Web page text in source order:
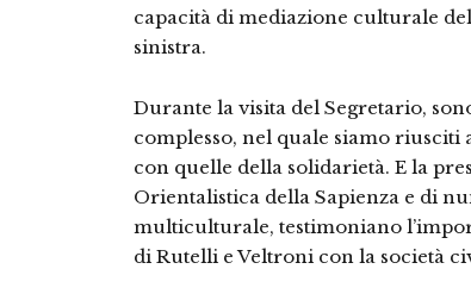
capacità di mediazione culturale
sinistra.
Durante la visita del Segretario,
complesso, nel quale siamo
con quelle della solidarietà. E la
Orientalistica della Sapienza e di
multiculturale, testimoniano
di Rutelli e Veltroni con la società